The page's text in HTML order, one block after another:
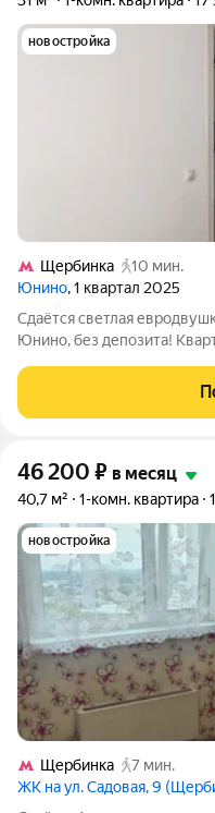
новостройка
Щербинка
10 мин.
Юнино, 1 квартал 2025
Сдаётся светлая
Юнино, без депозита!
Изолированная спальня,
совмещённый санузел.
46 200 ₽ в месяц
40,7 м² 1-комн. квартира
новостройка
Щербинка
7 мин.
ЖК на ул. Садовая, 9